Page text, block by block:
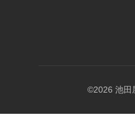
©2026 池田